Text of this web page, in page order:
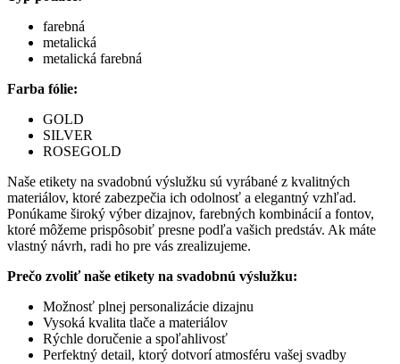
farebná
metalická
metalická farebná
Farba fólie:
GOLD
SILVER
ROSEGOLD
Naše etikety na svadobnú výslužku sú vyrábané z kvalitných
materiálov, ktoré zabezpečia ich odolnosť a elegantný vzhľad.
Ponúkame široký výber dizajnov, farebných kombinácií a fontov,
ktoré môžeme prispôsobiť presne podľa vašich predstáv. Ak máte
vlastný návrh, radi ho pre vás zrealizujeme.
Prečo zvoliť naše etikety na svadobnú výslužku:
Možnosť plnej personalizácie dizajnu
Vysoká kvalita tlače a materiálov
Rýchle doručenie a spoľahlivosť
Perfektný detail, ktorý dotvorí atmosféru vašej svadby